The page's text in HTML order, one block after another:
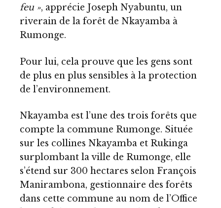
feu », apprécie Joseph Nyabuntu, un
riverain de la forêt de Nkayamba à
Rumonge.
Pour lui, cela prouve que les gens sont
de plus en plus sensibles à la protection
de l’environnement.
Nkayamba est l’une des trois forêts que
compte la commune Rumonge. Située
sur les collines Nkayamba et Rukinga
surplombant la ville de Rumonge, elle
s’étend sur 300 hectares selon François
Manirambona, gestionnaire des forêts
dans cette commune au nom de l’Office